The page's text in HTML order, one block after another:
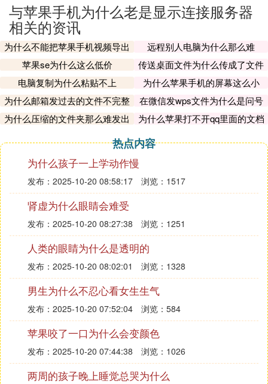
现这样的提示。
2、或者使用其它Apple ID账号登录iCloud。
⑶ 苹果id一直显示连接服务器出现问题
您好，方法
方法一：系统设置问题
检查一下系统设置数据是否关闭所至，苹果手机显示
连接apple id服务器时出错100%的原因都是因为关闭
掉系统设置数据造成的，首先请依次打开苹果手机系
统设置，进入到蜂窝移动数据里面。
接着在应用数据流量管理列表中，找到【设置】选项
进入到里面，勾选一下【WLAN与蜂窝移动网】即可
解决问题。
方法二：网络连接问题
苹果手机有时可能会出现连接不上网络的情况，那么
在登录Apple ID账号时也会出现apple id服务器时出
错的问题，那么请依次打开苹果手机系统设置，在设
置列表中找到【通用】。
教苹果手机显示连接apple id服务器时出错怎么办
然后点击【还原】【还原网络设置】就可以了，还原
再尝试登录或者注销Apple ID账号，看看是否解决问
题。
教苹果手机显示连接apple id服务器时出错怎么办
教苹果手机显示连接apple id服务器时出错怎么办
与苹果手机为什么老是显示连接服务器
相关的资讯
为什么不能把苹果手机视频导出
远程别人电脑为什么那么难
苹果se为什么这么低价
传送桌面文件为什么传成了文件
夹
电脑复制为什么粘贴不上
为什么苹果手机的屏幕这么小
为什么邮箱发过去的文件不完整
呢
在微信发wps文件为什么是问号
为什么压缩的文件夹那么难发出
为什么苹果打不开qq里面的文档
热点内容
为什么孩子一上学动作慢
发布：2025-10-20 08:58:17 浏览：1517
肾虚为什么眼睛会难受
发布：2025-10-20 08:27:38 浏览：1251
人类的眼睛为什么是透明的
发布：2025-10-20 08:02:01 浏览：1328
男生为什么不忍心看女生生气
发布：2025-10-20 07:52:04 浏览：584
苹果咬了一口为什么会变颜色
发布：2025-10-20 07:44:38 浏览：1026
两周的孩子晚上睡觉总哭为什么